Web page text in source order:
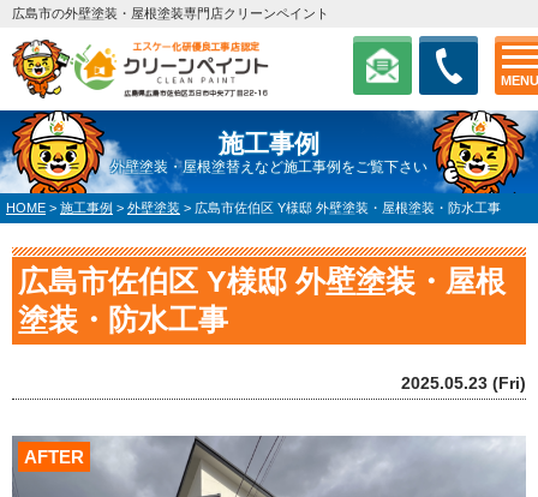
MENU
広島市の外壁塗装・屋根塗装専門店クリーンペイント
施工事例
外壁塗装・屋根塗替えなど施工事例をご覧下さい
HOME > 施工事例 > 外壁塗装 > 広島市佐伯区 Y様邸 外壁塗装・屋根塗装・防水工事
広島市佐伯区 Y様邸 外壁塗装・屋根
塗装・防水工事
2025.05.23 (Fri)
AFTER